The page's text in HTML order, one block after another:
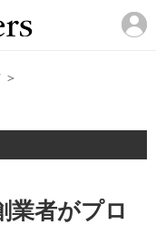
＞
業者がプロ